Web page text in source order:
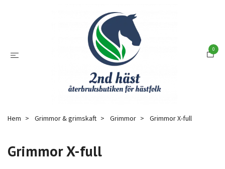
0
Hem Grimmor & grimskaft Grimmor Grimmor X-full
Grimmor X-full